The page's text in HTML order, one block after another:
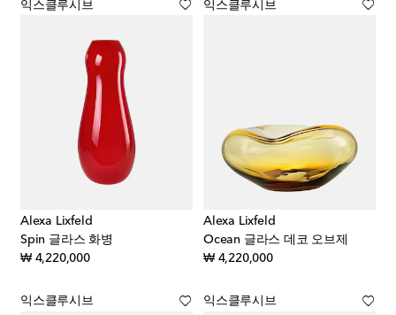
익스클루시브
Alexa Lixfeld
Spin 글라스 화병
₩ 4,220,000original price
익스클루시브
Alexa Lixfeld
Ocean 글라스 데코 오브제
₩ 4,220,000original price
익스클루시브 익스클루시브